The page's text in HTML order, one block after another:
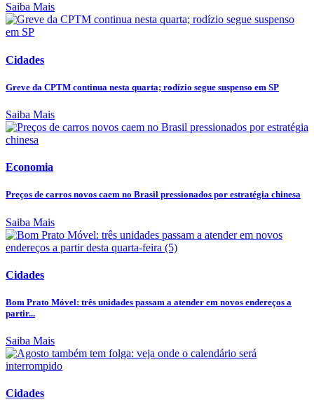
Saiba Mais
Cidades
Greve da CPTM continua nesta quarta; rodízio segue suspenso em SP
Saiba Mais
Economia
Preços de carros novos caem no Brasil pressionados por estratégia chinesa
Saiba Mais
Cidades
Bom Prato Móvel: três unidades passam a atender em novos endereços a
partir...
Saiba Mais
Cidades